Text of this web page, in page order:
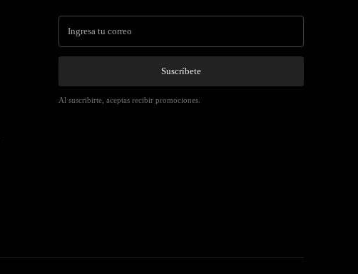
Suscríbete
Al suscribirte, aceptas recibir promociones.